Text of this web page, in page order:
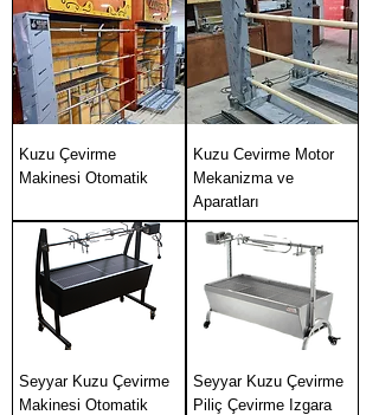
Kuzu Çevirme
Makinesi Otomatik
Kuzu Cevirme Motor
Mekanizma ve
Aparatları
Seyyar Kuzu Çevirme
Makinesi Otomatik
Seyyar Kuzu Çevirme
Piliç Çevirme Izgara